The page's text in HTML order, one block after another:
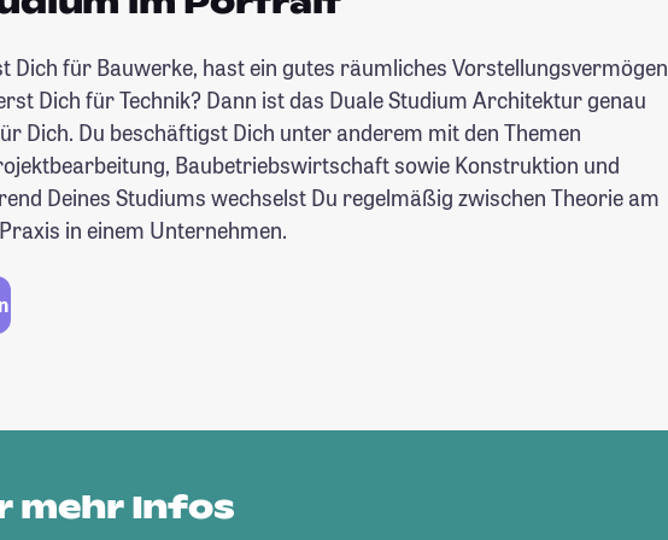
Dich für Bauwerke, hast ein gutes räumliches Vorstellungsvermögen
Dich für Technik? Dann ist das Duale Studium Architektur genau
Dich. Du beschäftigst Dich unter anderem mit den Themen
Baubetriebswirtschaft sowie Konstruktion und
Deines Studiums wechselst Du regelmäßig zwischen Theorie am
in einem Unternehmen.
mehr Infos